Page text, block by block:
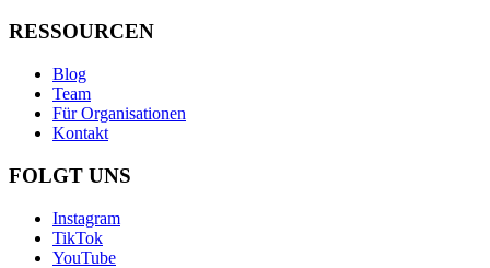
RESSOURCEN
Blog
Team
Für Organisationen
Kontakt
FOLGT UNS
Instagram
TikTok
YouTube